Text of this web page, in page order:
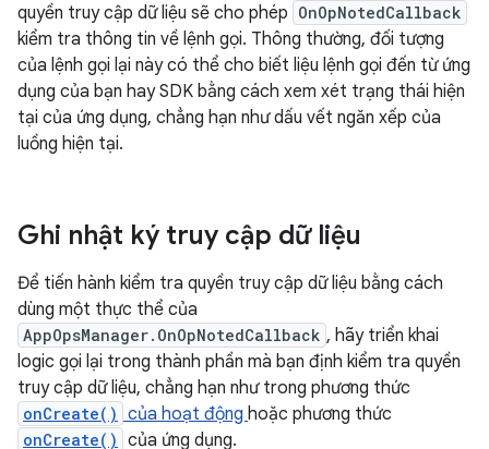
quyền truy cập dữ liệu sẽ cho phép OnOpNotedCallback
kiểm tra thông tin về lệnh gọi. Thông thường, đối tượng
của lệnh gọi lại này có thể cho biết liệu lệnh gọi đến từ ứng
dụng của bạn hay SDK bằng cách xem xét trạng thái hiện
tại của ứng dụng, chẳng hạn như dấu vết ngăn xếp của
luồng hiện tại.
Ghi nhật ký truy cập dữ liệu
Để tiến hành kiểm tra quyền truy cập dữ liệu bằng cách
dùng một thực thể của
AppOpsManager.OnOpNotedCallback , hãy triển khai
logic gọi lại trong thành phần mà bạn định kiểm tra quyền
truy cập dữ liệu, chẳng hạn như trong phương thức
onCreate() của hoạt động hoặc phương thức
onCreate() của ứng dụng.